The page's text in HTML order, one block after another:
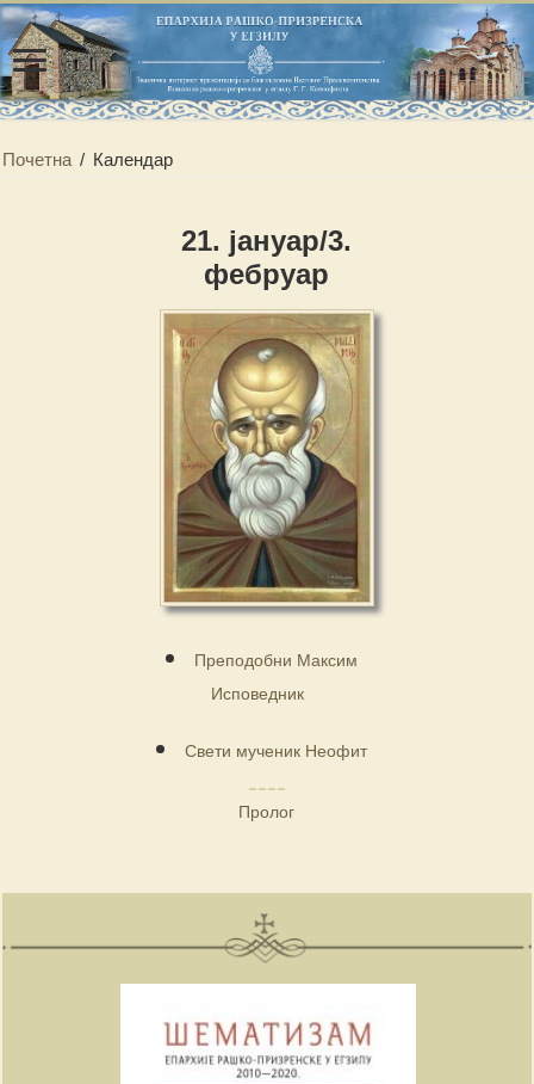
Почетна / Календар
21. јануар/3.
фебруар
Преподобни Максим
Исповедник
Свети мученик Неофит
Пролог